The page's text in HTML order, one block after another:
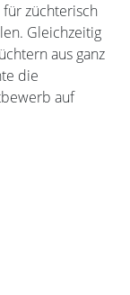
züchterisch
Gleichzeitig
aus ganz
die
auf